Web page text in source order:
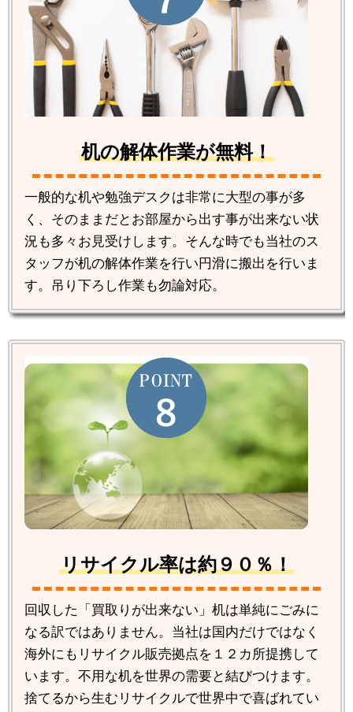
机の解体作業が無料！
一般的な机や勉強デスクは非常に大型の事が多
く、そのままだとお部屋から出す事が出来ない状
況も多々お見受けします。そんな時でも当社のス
タッフが机の解体作業を行い円滑に搬出を行いま
す。吊り下ろし作業も勿論対応。
リサイクル率は約９０％！
回収した「買取りが出来ない」机は単純にごみに
なる訳ではありません。当社は国内だけではなく
海外にもリサイクル販売拠点を１２カ所提携して
います。不用な机を世界の需要と結びつけます。
捨てるから生むリサイクルで世界中で喜ばれてい